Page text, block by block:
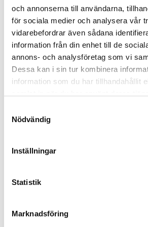
och annonserna till användarna,
för sociala medier och analysera vår
vidarebefordrar även sådana
information från din enhet till de
annons- och analysföretag som vi
Dessa kan i sin tur kombinera
information som du har tillhandahållit
Nödvändig
Inställningar
Statistik
Marknadsföring
Vi skickar ett meddelande så fort produkten är åter i
produkten godkänner du samtidigt att vi lagrar din
Tillfälligt slut
✅ Betala enkelt med Swish och Apple pay
✅ Frakt 29kr när du handlar för mer än 299kr
Beskrivning